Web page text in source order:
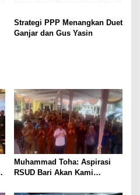
Strategi PPP Menangkan Duet
Ganjar dan Gus Yasin
Muhammad Toha: Aspirasi
RSUD Bari Akan Kami